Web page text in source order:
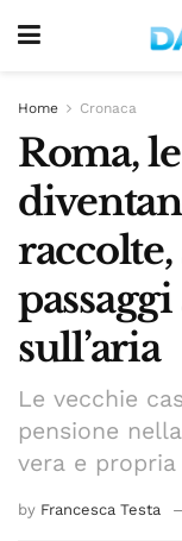
Home Cronaca
Roma,
sull’aria
Le vecchie
pensione
vera e
by Francesca Testa